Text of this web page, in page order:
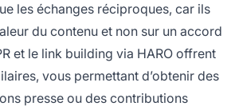
les échanges réciproques, car ils
du contenu et non sur un accord
et le link building via HARO offrent
vous permettant d’obtenir des
presse ou des contributions